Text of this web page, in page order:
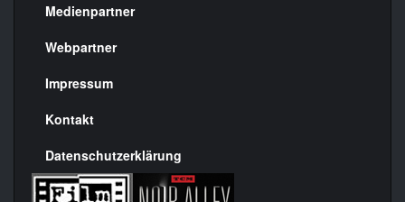
Menülinks
rechte
Seite
Medienpartner
Webpartner
Impressum
Kontakt
Datenschutzerklärung